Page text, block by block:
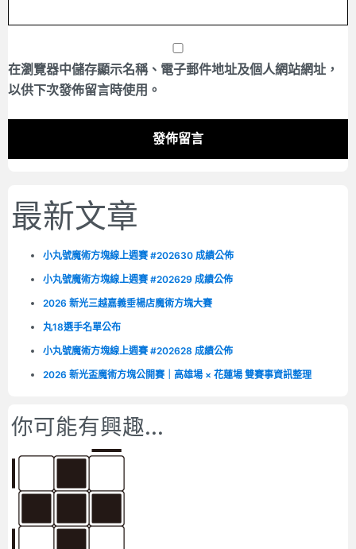
在瀏覽器中儲存顯示名稱、電子郵件地址及個人網站網址，
以供下次發佈留言時使用。
最新文章
小丸號魔術方塊線上週賽 #202630 成績公佈
小丸號魔術方塊線上週賽 #202629 成績公佈
2026 新光三越嘉義垂楊店魔術方塊大賽
丸18選手名單公布
小丸號魔術方塊線上週賽 #202628 成績公佈
2026 新光盃魔術方塊公開賽｜高雄場 × 花蓮場 雙賽事資訊整理
你可能有興趣...